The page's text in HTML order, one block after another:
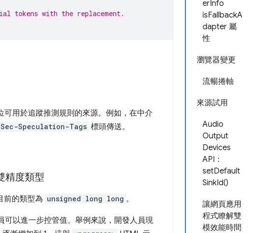
erInfo
isFallbackA
dapter 屬
性
瀏覽器變更
流暢捲軸
來源試用
Audio
Output
Devices
API：
setDefault
SinkId()
讓網頁應用
程式瞭解雙
模效能時間
tokens with the replacement.
用於追蹤推測規則的來源。例如，在中介
Sec-Speculation-Tags 標頭傳送。
精度類型
前的類型為 unsigned long long 。
可以進一步控管值。舉例來說，開發人員現